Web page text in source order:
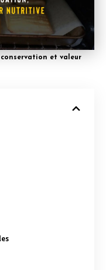
et valeur